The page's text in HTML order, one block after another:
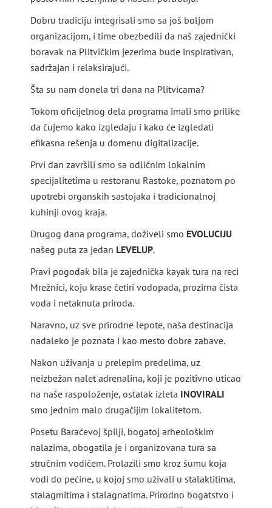
Dobru tradiciju integrisali smo sa još boljom
organizacijom, i time obezbedili da naš zajednički
boravak na Plitvičkim jezerima bude inspirativan,
sadržajan i relaksirajući.
Šta su nam donela tri dana na Plitvicama?
Tokom oficijelnog dela programa imali smo prilike
da čujemo kako izgledaju i kako će izgledati
efikasna rešenja u domenu digitalizacije.
Prvi dan završili smo sa odličnim lokalnim
specijalitetima u restoranu Rastoke, poznatom po
upotrebi organskih sastojaka i tradicionalnoj
kuhinji ovog kraja.
Drugog dana programa, doživeli smo EVOLUCIJU
našeg puta za jedan LEVELUP.
Pravi pogodak bila je zajednička kayak tura na reci
Mrežnici, koju krase četiri vodopada, prozirna čista
voda i netaknuta priroda.
Naravno, uz sve prirodne lepote, naša destinacija
nadaleko je poznata i kao mesto dobre zabave.
Nakon uživanja u prelepim predelima, uz
neizbežan nalet adrenalina, koji je pozitivno uticao
na naše raspoloženje, ostatak izleta INOVIRALI
smo jednim malo drugačijim lokalitetom.
Posetu Baraćevoj špilji, bogatoj arheološkim
nalazima, obogatila je i organizovana tura sa
stručnim vodičem. Prolazili smo kroz šumu koja
vodi do pećine, u kojoj smo uživali u stalaktitima,
stalagmitima i stalagnatima. Prirodno bogatstvo i